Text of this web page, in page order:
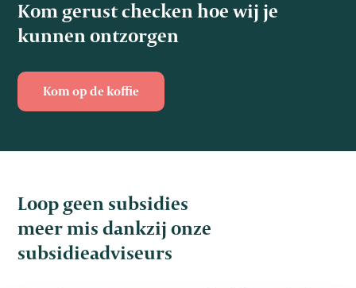
Kom gerust checken hoe wij je
kunnen ontzorgen
Kom op de koffie
Loop geen subsidies
meer mis dankzij onze
subsidieadviseurs